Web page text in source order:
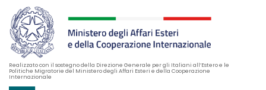
Realizzato con il sostegno della Direzione Generale per gli Italiani all’Estero e le
Politiche Migratorie del Ministero degli Affari Esteri e della Cooperazione
Internazionale